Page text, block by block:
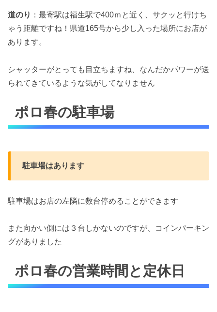
道のり ：最寄駅は福生駅で400ｍと近く、サクッと行けち
ゃう距離ですね！県道165号から少し入った場所にお店が
あります。
シャッターがとっても目立ちますね、なんだかパワーが送
られてきているような気がしてなりません
ポロ春の駐車場
駐車場はあります
駐車場はお店の左隣に数台停めることができます
また向かい側には３台しかないのですが、コインパーキン
グがありました
ポロ春の営業時間と定休日